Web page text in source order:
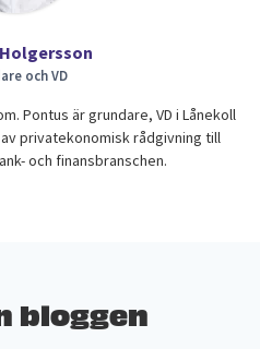
och VD
Pontus är grundare, VD i Lånekoll
privatekonomisk rådgivning till
och finansbranschen.
bloggen